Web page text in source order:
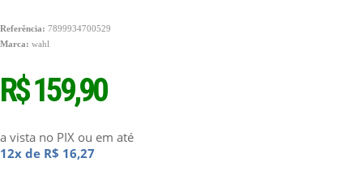
Referência: 7899934700529
Marca: wahl
R$ 159,90
a vista no PIX ou em até
12x de R$ 16,27